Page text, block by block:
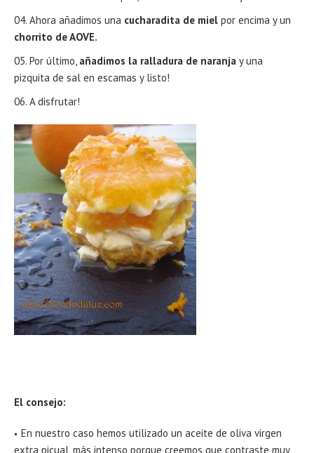
Ahora añadimos una cucharadita de miel por encima y un
chorrito de AOVE.
Por último, añadimos la ralladura de naranja y una
pizquita de sal en escamas y listo!
A disfrutar!
El consejo:
En nuestro caso hemos utilizado un aceite de oliva virgen
extra picual, más intenso porque creemos que contraste muy